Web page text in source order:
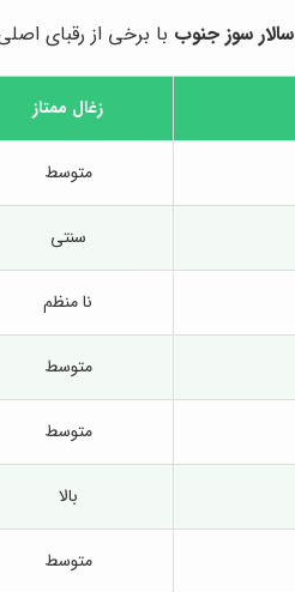
سالار سوز جنوب با برخی از رقبای
زغال ممتاز
متوسط
سنتی
نا منظم
متوسط
متوسط
بالا
متوسط